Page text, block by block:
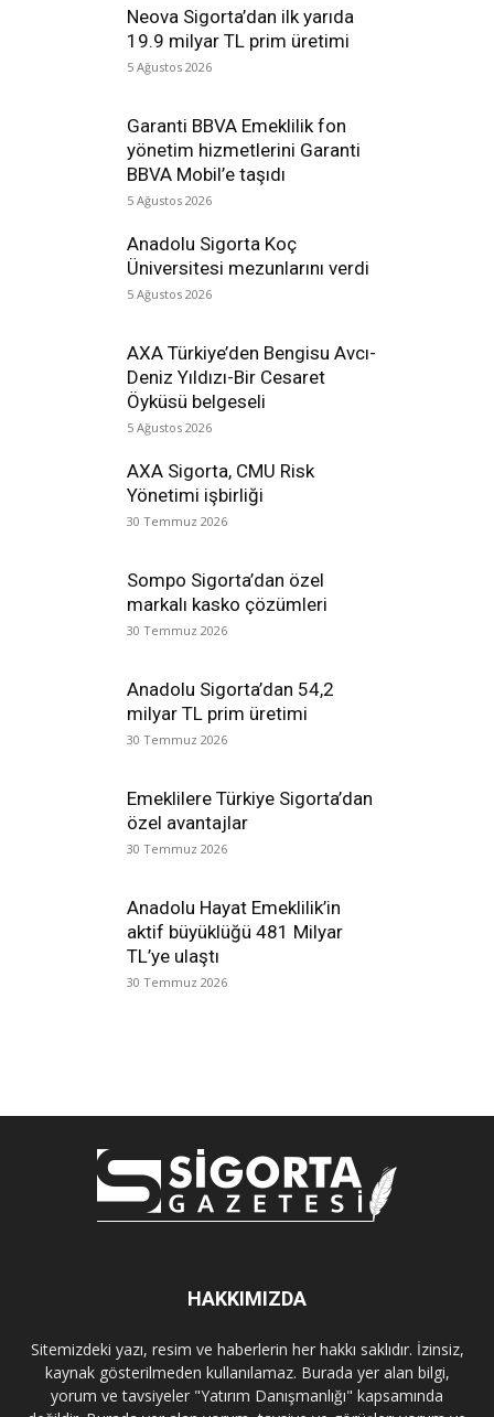
Neova Sigorta’dan ilk yarıda
19.9 milyar TL prim üretimi
5 Ağustos 2026
Garanti BBVA Emeklilik fon
yönetim hizmetlerini Garanti
BBVA Mobil’e taşıdı
5 Ağustos 2026
Anadolu Sigorta Koç
Üniversitesi mezunlarını verdi
5 Ağustos 2026
AXA Türkiye’den Bengisu Avcı-
Deniz Yıldızı-Bir Cesaret
Öyküsü belgeseli
5 Ağustos 2026
AXA Sigorta, CMU Risk
Yönetimi işbirliği
30 Temmuz 2026
Sompo Sigorta’dan özel
markalı kasko çözümleri
30 Temmuz 2026
Anadolu Sigorta’dan 54,2
milyar TL prim üretimi
30 Temmuz 2026
Emeklilere Türkiye Sigorta’dan
özel avantajlar
30 Temmuz 2026
Anadolu Hayat Emeklilik’in
aktif büyüklüğü 481 Milyar
TL’ye ulaştı
30 Temmuz 2026
HAKKIMIZDA
Sitemizdeki yazı, resim ve haberlerin her hakkı saklıdır. İzinsiz,
kaynak gösterilmeden kullanılamaz. Burada yer alan bilgi,
yorum ve tavsiyeler "Yatırım Danışmanlığı" kapsamında